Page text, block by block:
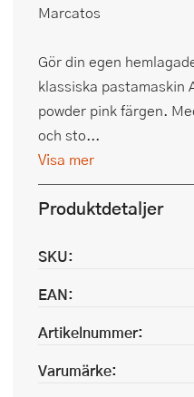
Marcatos
Gör din egen
klassiska pastamaskin
powder pink färgen.
och sto...
Visa mer
Produktdetaljer
SKU:
EAN:
Artikelnummer:
Varumärke: